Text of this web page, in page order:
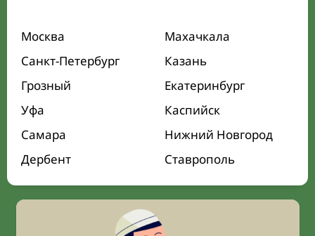
Москва
Махачкала
Санкт-Петербург
Казань
Грозный
Екатеринбург
Уфа
Каспийск
Самара
Нижний Новгород
Дербент
Ставрополь